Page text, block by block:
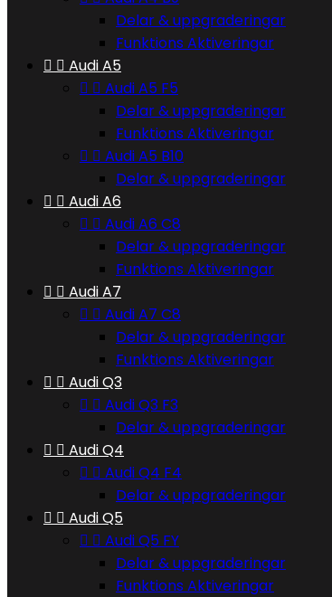
Delar & uppgraderingar
Funktions Aktiveringar
  Audi A5
  Audi A5 F5
Delar & uppgraderingar
Funktions Aktiveringar
  Audi A5 B10
Delar & uppgraderingar
  Audi A6
  Audi A6 C8
Delar & uppgraderingar
Funktions Aktiveringar
  Audi A7
  Audi A7 C8
Delar & uppgraderingar
Funktions Aktiveringar
  Audi Q3
  Audi Q3 F3
Delar & uppgraderingar
  Audi Q4
  Audi Q4 F4
Delar & uppgraderingar
  Audi Q5
  Audi Q5 FY
Delar & uppgraderingar
Funktions Aktiveringar